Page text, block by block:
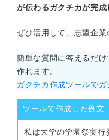
が伝わるガクチカが完成
ぜひ活用して、志望企業
簡単な質問に答えるだ
作れます。
ガクチカ作成ツールでガ
ツールで作成した例文
私は大学の学園祭実行